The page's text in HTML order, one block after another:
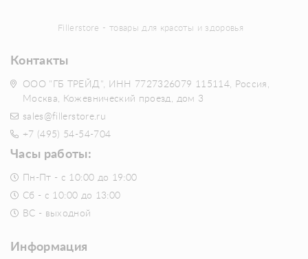
Fillerstore - товары для красоты и здоровья
Контакты
ООО "ГБ ТРЕЙД", ИНН 7727326079 115114, Россия,
Москва, Кожевнический проезд, дом 3
sales@fillerstore.ru
+7 (495) 54-54-704
Часы работы:
Пн-Пт - с 10:00 до 19:00
Сб - с 10:00 до 13:00
ВС - выходной
Информация